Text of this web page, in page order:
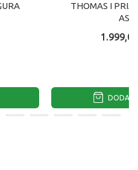
THOMAS I
1.999,00
DODAJ